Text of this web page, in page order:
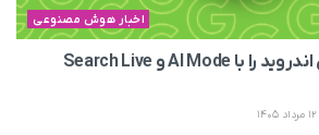
اخبار هوش مصنوعی
گوگل جستجوی صوتی اندروید را با AI Mode و Search Live